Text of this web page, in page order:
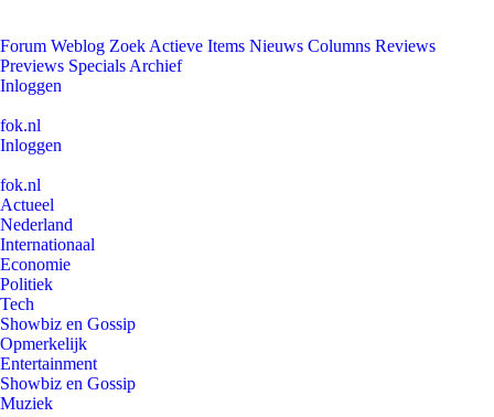
Forum Weblog Zoek Actieve Items Nieuws Columns Reviews
Previews Specials Archief
Inloggen
fok.nl
Inloggen
fok.nl
Actueel
Nederland
Internationaal
Economie
Politiek
Tech
Showbiz en Gossip
Opmerkelijk
Entertainment
Showbiz en Gossip
Muziek